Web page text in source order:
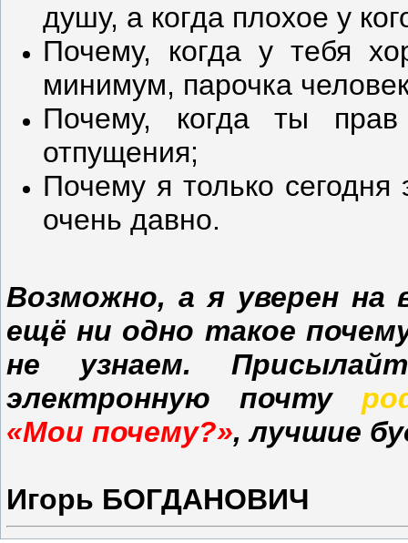
душу, а когда плохое у
Почему, когда у тебя
минимум, парочка
Почему, когда ты
отпущения;
Почему я только сегодня
очень давно.
Возможно, а я уверен
ещё ни одно такое
не узнаем.
электронную почту
«Мои почему?», лучшие
Игорь БОГДАНОВИЧ